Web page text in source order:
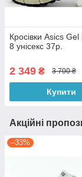
Кросівки Asics
8 унісекс 37р.
2 349 ₴ 3 700 ₴
Купити
Акційні
–33%